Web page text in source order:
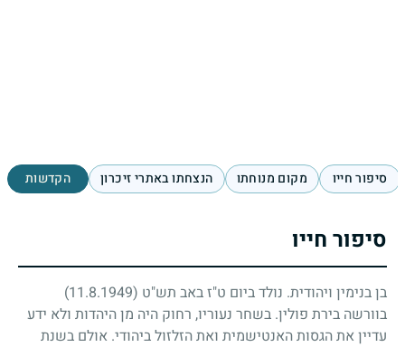
סיפור חייו מקום מנוחתו הנצחתו באתרי זיכרון הקדשות
סיפור חייו
בן בנימין ויהודית. נולד ביום ט"ז באב תש"ט (11.8.1949)
בוורשה בירת פולין. בשחר נעוריו, רחוק היה מן היהדות ולא ידע
עדיין את הגסות האנטישמית ואת הזלזול ביהודי. אולם בשנת